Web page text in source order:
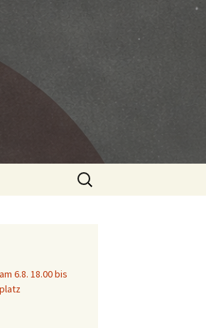
Suchen
nach:
6.8. 18.00 bis